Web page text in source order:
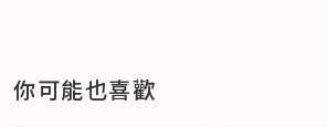
你可能也喜歡